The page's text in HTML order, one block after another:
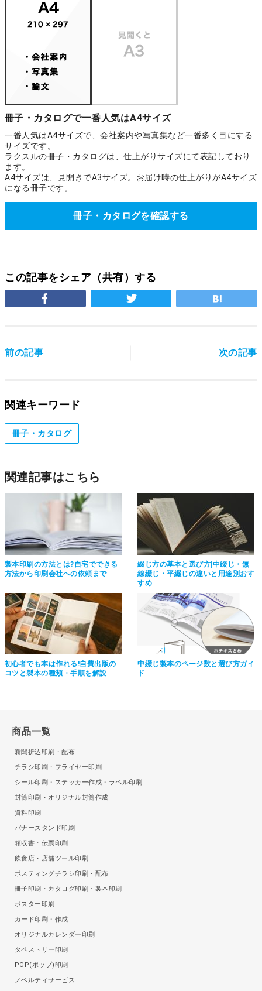
冊子・カタログで一番人気はA4サイズ
一番人気はA4サイズで、会社案内や写真集など一番多く目にする
サイズです。
ラクスルの冊子・カタログは、仕上がりサイズにて表記しており
ます。
A4サイズは、見開きでA3サイズ。お届け時の仕上がりがA4サイズ
になる冊子です。
冊子・カタログを確認する
この記事をシェア（共有）する
前の記事 次の記事
関連キーワード
冊子・カタログ
関連記事はこちら
製本印刷の方法とは?自宅でできる
方法から印刷会社への依頼まで
綴じ方の基本と選び方|中綴じ・無
線綴じ・平綴じの違いと用途別おす
すめ
初心者でも本は作れる!自費出版の
コツと製本の種類・手順を解説
中綴じ製本のページ数と選び方ガイ
ド
商品一覧
新聞折込印刷・配布
チラシ印刷・フライヤー印刷
シール印刷・ステッカー作成・ラベル印刷
封筒印刷・オリジナル封筒作成
資料印刷
バナースタンド印刷
領収書・伝票印刷
飲食店・店舗ツール印刷
ポスティングチラシ印刷・配布
冊子印刷・カタログ印刷・製本印刷
ポスター印刷
カード印刷・作成
オリジナルカレンダー印刷
タペストリー印刷
POP(ポップ)印刷
ノベルティサービス